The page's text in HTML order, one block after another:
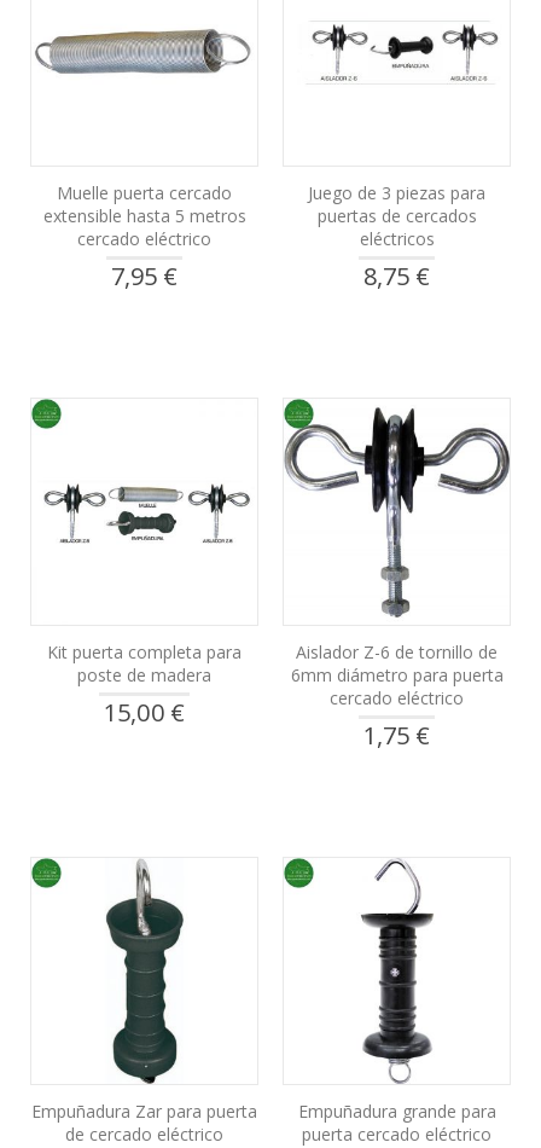
Muelle puerta cercado
extensible hasta 5 metros
cercado eléctrico
7,95 €
Juego de 3 piezas para
puertas de cercados
eléctricos
8,75 €
Kit puerta completa para
poste de madera
15,00 €
Aislador Z-6 de tornillo de
6mm diámetro para puerta
cercado eléctrico
1,75 €
Empuñadura Zar para puerta
de cercado eléctrico
Empuñadura grande para
puerta cercado eléctrico